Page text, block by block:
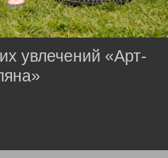
увлечений «Арт-